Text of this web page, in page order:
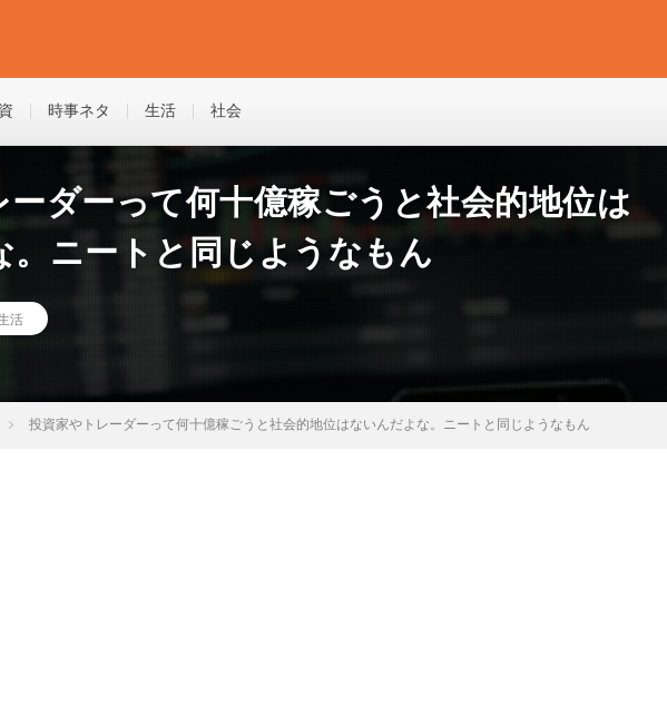
時事ネタ 生活 社会
ーダーって何十億稼ごうと社会的地位は
。ニートと同じようなもん
活
投資家やトレーダーって何十億稼ごうと社会的地位はないんだよな。ニートと同じようなもん